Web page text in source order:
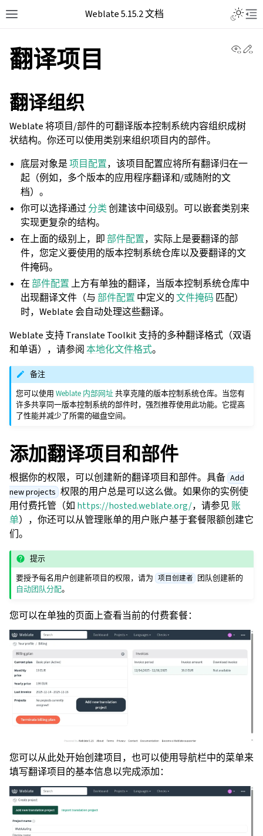
Weblate 5.15.2 文档
翻译项目
翻译组织
Weblate 将项目/部件的可翻译版本控制系统内容组织成树
状结构。你还可以使用类别来组织项目内的部件。
底层对象是项目配置，该项目配置应将所有翻译归在一
起（例如，多个版本的应用程序翻译和/或随附的文
档）。
你可以选择通过分类创建该中间级别。可以嵌套类别来
实现更复杂的结构。
在上面的级别上，即部件配置，实际上是要翻译的部
件，您定义要使用的版本控制系统仓库以及要翻译的文
件掩码。
在部件配置 上方有单独的翻译，当版本控制系统仓库中
出现翻译文件（与部件配置 中定义的文件掩码 匹配）
时，Weblate 会自动处理这些翻译。
Weblate 支持 Translate Toolkit 支持的多种翻译格式（双语
和单语），请参阅 本地化文件格式。
备注
您可以使用Weblate 内部网址共享克隆的版本控制系统仓库。当您有
许多共享同一版本控制系统的部件时，强烈推荐使用此功能。它提高
了性能并减少了所需的磁盘空间。
添加翻译项目和部件
根据你的权限，可以创建新的翻译项目和部件。具备 Add
new projects 权限的用户总是可以这么做。如果你的实例使
用付费托管（如 https://hosted.weblate.org/，请参见 账
单），你还可以从管理账单的用户账户基于套餐限额创建它
们。
提示
要授予每名用户创建新项目的权限，请为 项目创建者 团队创建新的
自动团队分配。
您可以在单独的页面上查看当前的付费套餐：
您可以从此处开始创建项目，也可以使用导航栏中的菜单来
填写翻译项目的基本信息以完成添加：